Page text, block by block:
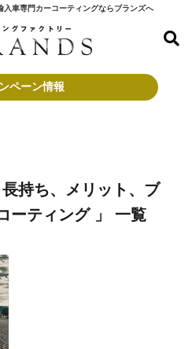
入車専門カーコーティングならブランズへ
ペーン情報
長持ち、メリット、ブ
ーティング 」 一覧